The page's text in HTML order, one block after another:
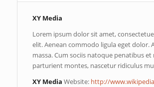
XY Media
Lorem ipsum dolor sit amet,
elit. Aenean commodo ligula eget dolor.
massa. Cum sociis natoque penatibus et
parturient montes, nascetur ridiculus
XY Media Website: http://